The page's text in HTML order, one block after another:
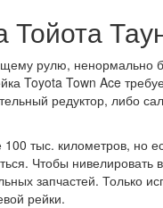
Тойота
рулю, ненормально
Toyota Town Ace
редуктор, либо
тыс. километров, но
Чтобы
запчастей. Только
рейки.